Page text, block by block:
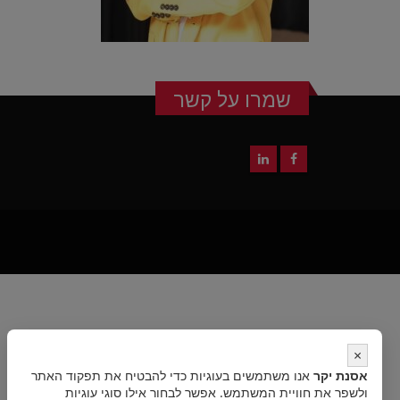
שמרו על קשר
×
אסנת יקר אנו משתמשים בעוגיות כדי להבטיח את תפקוד האתר
ולשפר את חוויית המשתמש. אפשר לבחור אילו סוגי עוגיות